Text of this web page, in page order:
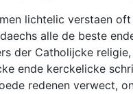
lichtelic verstaen
alle de beste
der Catholijcke
ende kerckelicke
redenen verwect,